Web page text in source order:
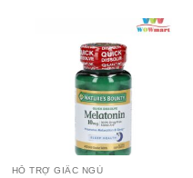
HỖ TRỢ GIẤC NGỦ